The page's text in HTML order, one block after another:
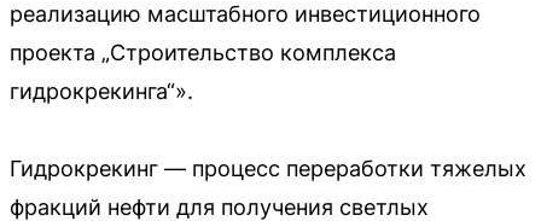
реализацию масштабного инвестиционного
проекта „Строительство комплекса
гидрокрекинга“».
Гидрокрекинг — процесс переработки тяжелых
фракций нефти для получения светлых